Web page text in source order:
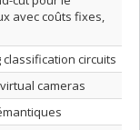
avec coûts fixes,
circuits
cameras